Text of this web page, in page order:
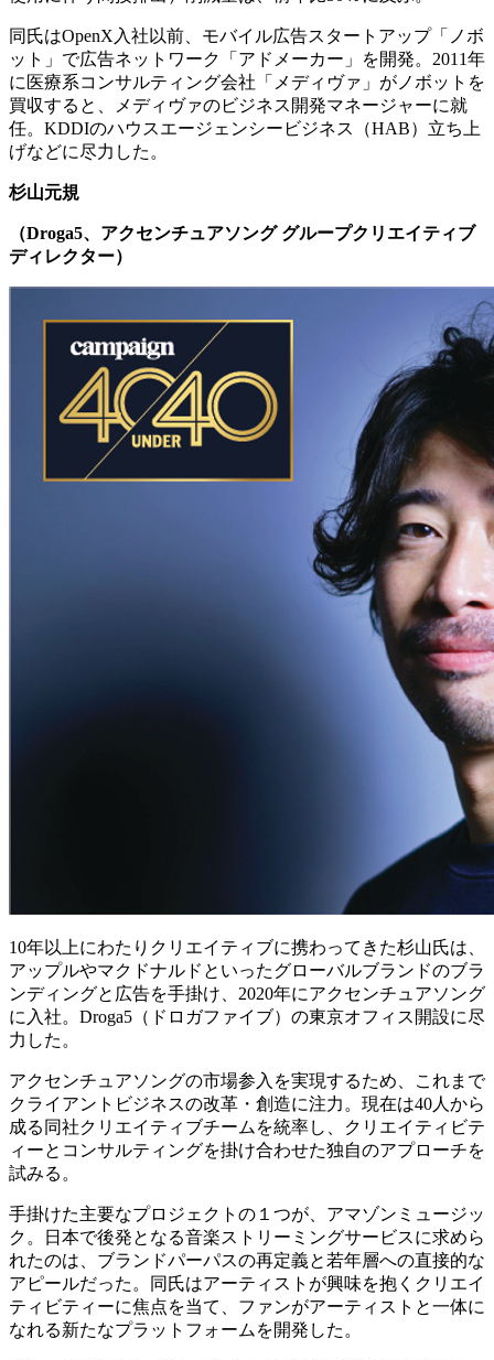
同氏はOpenX入社以前、モバイル広告スタートアップ「ノボ
ット」で広告ネットワーク「アドメーカー」を開発。2011年
に医療系コンサルティング会社「メディヴァ」がノボットを
買収すると、メディヴァのビジネス開発マネージャーに就
任。KDDIのハウスエージェンシービジネス（HAB）立ち上
げなどに尽力した。
杉山元規
（Droga5、アクセンチュアソング グループクリエイティブ
ディレクター）
10年以上にわたりクリエイティブに携わってきた杉山氏は、
アップルやマクドナルドといったグローバルブランドのブラ
ンディングと広告を手掛け、2020年にアクセンチュアソング
に入社。Droga5（ドロガファイブ）の東京オフィス開設に尽
力した。
アクセンチュアソングの市場参入を実現するため、これまで
クライアントビジネスの改革・創造に注力。現在は40人から
成る同社クリエイティブチームを統率し、クリエイティビテ
ィーとコンサルティングを掛け合わせた独自のアプローチを
試みる。
手掛けた主要なプロジェクトの１つが、アマゾンミュージッ
ク。日本で後発となる音楽ストリーミングサービスに求めら
れたのは、ブランドパーパスの再定義と若年層への直接的な
アピールだった。同氏はアーティストが興味を抱くクリエイ
ティビティーに焦点を当て、ファンがアーティストと一体に
なれる新たなプラットフォームを開発した。